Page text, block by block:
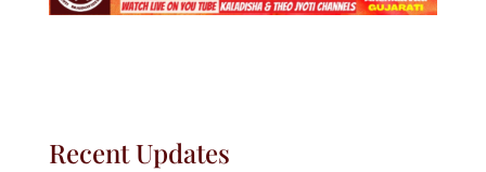
Recent Updates